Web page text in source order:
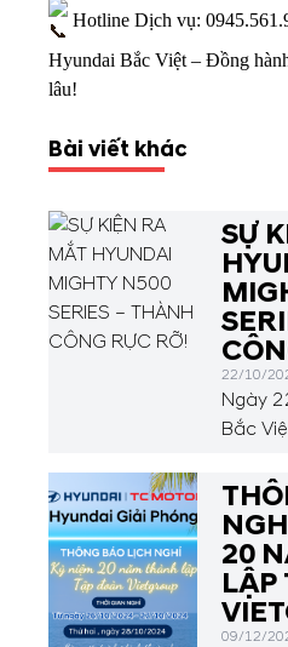
Hotline Dịch vụ:
Hyundai Bắc Việt – Đồng
lâu!
Bài viết khác
SỰ
22/10/
Ngày
Bắc
Lợi,
kiện ra
N500
động
mong
20
LẬP
09/12/